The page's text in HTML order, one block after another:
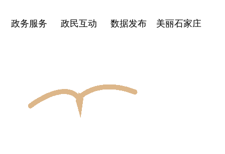
政务服务 政民互动 数据发布 美丽石家庄